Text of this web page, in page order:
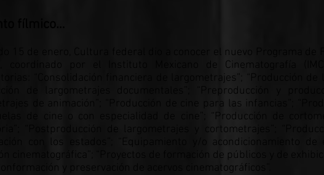
15 de enero, Cultura federal dio a conocer el nuevo Programa de
coordinado por el Instituto Mexicano de Cinematografía
“Consolidación financiera de largometrajes”; “Producción de
de largometrajes documentales”; “Preproducción y
de animación”; “Producción de cine para las infancias”;
de cine o con especialidad de cine”; “Producción de
“Postproducción de largometrajes y cortometrajes”;
con los estados”; “Equipamiento y/o acondicionamiento de
cinematográfica”; “Proyectos de formación de públicos y de
y preservación de acervos cinematográficos”.